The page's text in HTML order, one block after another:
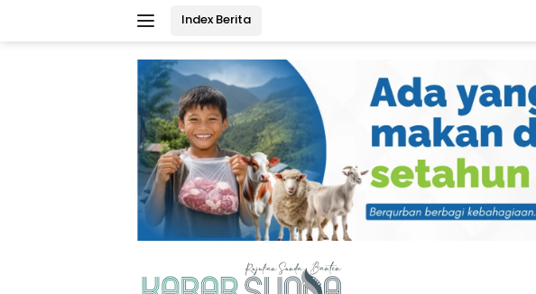
Index Berita